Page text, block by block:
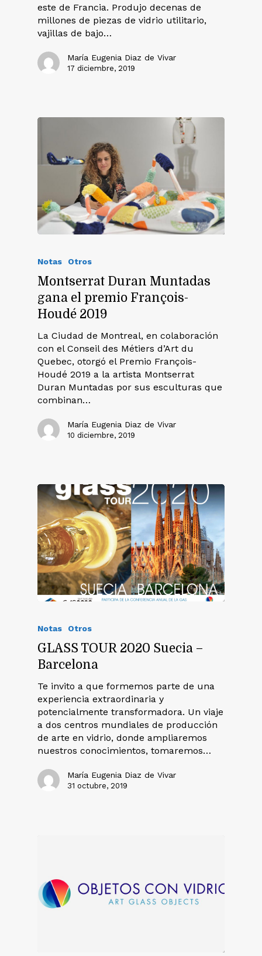
este de Francia. Produjo decenas de
millones de piezas de vidrio utilitario,
vajillas de bajo…
María Eugenia Diaz de Vivar
17 diciembre, 2019
Notas Otros
Montserrat Duran Muntadas
gana el premio François-
Houdé 2019
La Ciudad de Montreal, en colaboración
con el Conseil des Métiers d’Art du
Quebec, otorgó el Premio François-
Houdé 2019 a la artista Montserrat
Duran Muntadas por sus esculturas que
combinan…
María Eugenia Diaz de Vivar
10 diciembre, 2019
Notas Otros
GLASS TOUR 2020 Suecia –
Barcelona
Te invito a que formemos parte de una
experiencia extraordinaria y
potencialmente transformadora. Un viaje
a dos centros mundiales de producción
de arte en vidrio, donde ampliaremos
nuestros conocimientos, tomaremos…
María Eugenia Diaz de Vivar
31 octubre, 2019